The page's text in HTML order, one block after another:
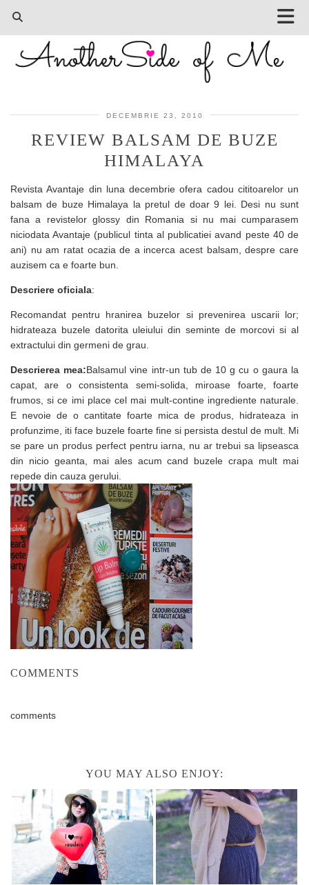
DECEMBRIE 23, 2010
REVIEW BALSAM DE BUZE
HIMALAYA
Revista Avantaje din luna decembrie ofera cadou cititoarelor un
balsam de buze Himalaya la pretul de doar 9 lei. Desi nu sunt
fana a revistelor glossy din Romania si nu mai cumparasem
niciodata Avantaje (publicul tinta al publicatiei avand peste 40 de
ani) nu am ratat ocazia de a incerca acest balsam, despre care
auzisem ca e foarte bun.
Descriere oficiala:
Recomandat pentru hranirea buzelor si prevenirea uscarii lor;
hidrateaza buzele datorita uleiului din seminte de morcovi si al
extractului din germeni de grau.
Descrierea mea:Balsamul vine intr-un tub de 10 g cu o gaura la
capat, are o consistenta semi-solida, miroase foarte, foarte
frumos, si ce imi place cel mai mult-contine ingrediente naturale.
E nevoie de o cantitate foarte mica de produs, hidrateaza in
profunzime, iti face buzele foarte fine si persista destul de mult. Mi
se pare un produs perfect pentru iarna, nu ar trebui sa lipseasca
din nicio geanta, mai ales acum cand buzele crapa mult mai
repede din cauza gerului.
COMMENTS
comments
YOU MAY ALSO ENJOY: